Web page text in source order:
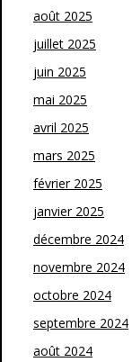
août 2025
juillet 2025
juin 2025
mai 2025
avril 2025
mars 2025
février 2025
janvier 2025
décembre 2024
novembre 2024
octobre 2024
septembre 2024
août 2024